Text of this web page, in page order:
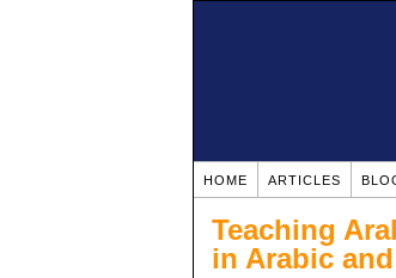
HOME ARTICLES
Teaching
in Arabic